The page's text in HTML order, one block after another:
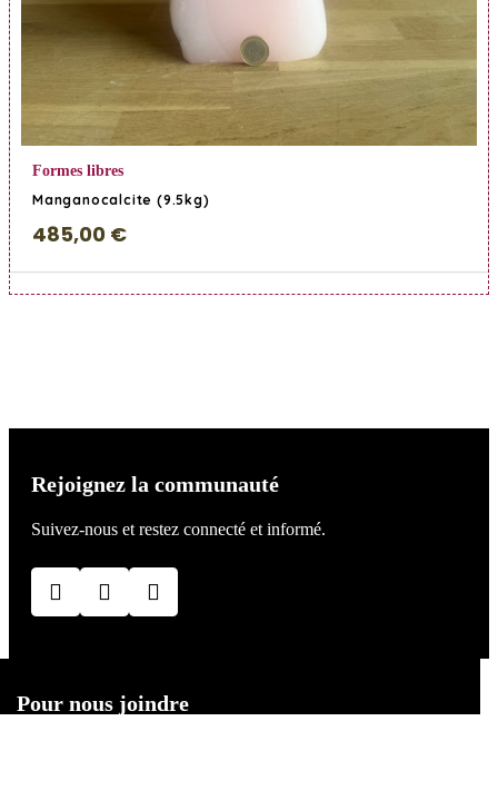
Formes libres
Manganocalcite (9.5kg)
485,00 €
Rejoignez la communauté
Suivez-nous et restez connecté et informé.
Pour nous joindre